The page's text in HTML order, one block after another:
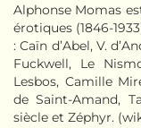
Alphonse Momas
érotiques (1846-
: Caïn d’Abel, V.
Fuckwell, Le
Lesbos, Camille
de Saint-Amand,
siècle et Zéphyr.